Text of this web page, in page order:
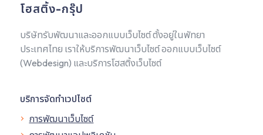
โฮสติ้ง-กรุ๊ป
บริษัทรับพัฒนาและออกแบบเว็บไซต์ ตั้งอยู่ในพัทยา
ประเทศไทย เราให้บริการพัฒนาเว็บไซต์ ออกแบบเว็บไซต์
(Webdesign) และบริการโฮสติ้งเว็บไซต์
บริการจัดทำเวปไซต์
การพัฒนาเว็บไซต์